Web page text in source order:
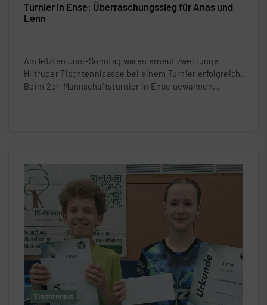
Turnier in Ense: Überraschungssieg für Anas und
Lenn
Am letzten Juni-Sonntag waren erneut zwei junge
Hiltruper Tischtennisasse bei einem Turnier erfolgreich.
Beim 2er-Mannschaftsturnier in Ense gewannen…
Tischtennis